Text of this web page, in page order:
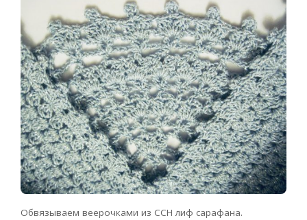
Обвязываем веерочками из ССН лиф сарафана.